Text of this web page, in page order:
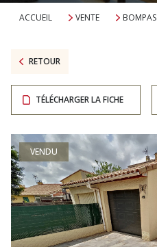
ACCUEIL VENTE BOMPAS
RETOUR
TÉLÉCHARGER LA FICHE
VENDU